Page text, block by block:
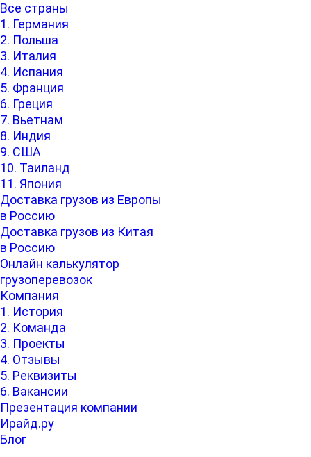
Все страны
1. Германия
2. Польша
3. Италия
4. Испания
5. Франция
6. Греция
7. Вьетнам
8. Индия
9. США
10. Таиланд
11. Япония
Доставка грузов из Европы
в Россию
Доставка грузов из Китая
в Россию
Онлайн калькулятор
грузоперевозок
Компания
1. История
2. Команда
3. Проекты
4. Отзывы
5. Реквизиты
6. Вакансии
Презентация компании
Ирайд.ру
Блог